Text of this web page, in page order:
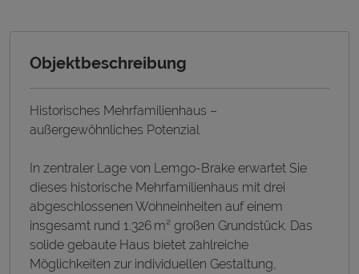
Objektbeschreibung
Historisches Mehrfamilienhaus –
außergewöhnliches Potenzial
In zentraler Lage von Lemgo-Brake erwartet Sie
dieses historische Mehrfamilienhaus mit drei
abgeschlossenen Wohneinheiten auf einem
insgesamt rund 1.326 m² großen Grundstück. Das
solide gebaute Haus bietet zahlreiche
Möglichkeiten zur individuellen Gestaltung,